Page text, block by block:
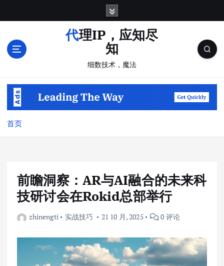
代理IP，应知尽
知
细数技术，魔法
首页
前瞻洞察：AR与AI融合的未来科
技研讨会在Rokid总部举行
zhinengti 实战技巧 21 10 月, 2025 0 评论